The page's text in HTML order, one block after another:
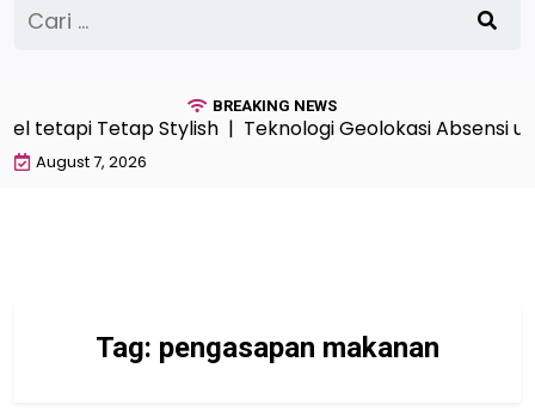
untuk:
BREAKING NEWS
tetapi Tetap Stylish |Teknologi Geolokasi Absensi
August 7, 2026
Tag: pengasapan makanan